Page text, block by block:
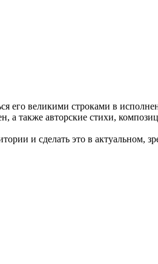
его великими строками в
а также авторские стихи,
и сделать это в актуальном,